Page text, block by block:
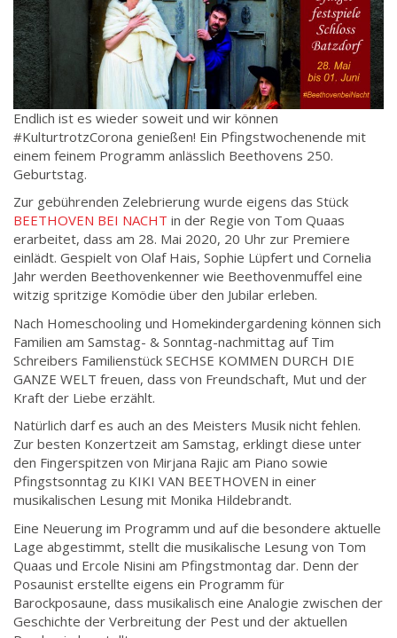
Endlich ist es wieder soweit und wir können
#KulturtrotzCorona genießen! Ein Pfingstwochenende mit
einem feinem Programm anlässlich Beethovens 250.
Geburtstag.
Zur gebührenden Zelebrierung wurde eigens das Stück
BEETHOVEN BEI NACHT in der Regie von Tom Quaas
erarbeitet, dass am 28. Mai 2020, 20 Uhr zur Premiere
einlädt. Gespielt von Olaf Hais, Sophie Lüpfert und Cornelia
Jahr werden Beethovenkenner wie Beethovenmuffel eine
witzig spritzige Komödie über den Jubilar erleben.
Nach Homeschooling und Homekindergardening können sich
Familien am Samstag- & Sonntag-nachmittag auf Tim
Schreibers Familienstück SECHSE KOMMEN DURCH DIE
GANZE WELT freuen, dass von Freundschaft, Mut und der
Kraft der Liebe erzählt.
Natürlich darf es auch an des Meisters Musik nicht fehlen.
Zur besten Konzertzeit am Samstag, erklingt diese unter
den Fingerspitzen von Mirjana Rajic am Piano sowie
Pfingstsonntag zu KIKI VAN BEETHOVEN in einer
musikalischen Lesung mit Monika Hildebrandt.
Eine Neuerung im Programm und auf die besondere aktuelle
Lage abgestimmt, stellt die musikalische Lesung von Tom
Quaas und Ercole Nisini am Pfingstmontag dar. Denn der
Posaunist erstellte eigens ein Programm für
Barockposaune, dass musikalisch eine Analogie zwischen der
Geschichte der Verbreitung der Pest und der aktuellen